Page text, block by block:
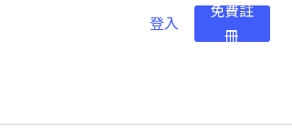
登入
免費註
冊